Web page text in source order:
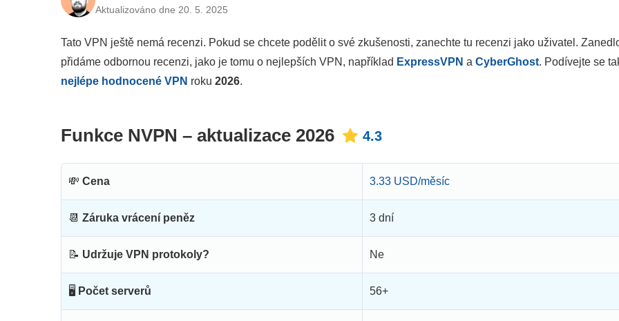
Aktualizováno dne 20. 5. 2025
Tato VPN ještě nemá recenzi. Pokud se chcete podělit o své zkušenosti, zanechte tu recenzi jako uživatel.
přidáme odbornou recenzi, jako je tomu o nejlepších VPN, například ExpressVPN a CyberGhost. Podívejte se
nejlépe hodnocené VPN roku 2026.
Funkce NVPN – aktualizace 2026 4.3
💸 Cena 3.33 USD/měsíc
📆 Záruka vrácení peněz 3 dní
📝 Udržuje VPN protokoly? Ne
🖥 Počet serverů 56+